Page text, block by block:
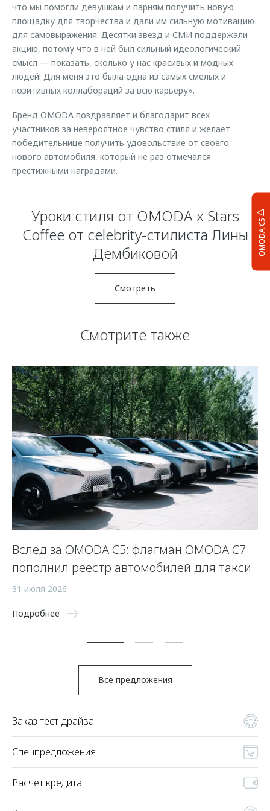
OMODA C5
что мы помогли девушкам и парням получить новую
площадку для творчества и дали им сильную мотивацию
для самовыражения. Десятки звезд и СМИ поддержали
акцию, потому что в ней был сильный идеологический
смысл — показать, сколько у нас красивых и модных
людей! Для меня это была одна из самых смелых и
позитивных коллабораций за всю карьеру».
Бренд OMODA поздравляет и благодарит всех
участников за невероятное чувство стиля и желает
победительнице получить удовольствие от своего
нового автомобиля, который не раз отмечался
престижными наградами.
Уроки стиля от OMODA x Stars
Coffee от celebrity-стилиста Лины
Дембиковой
Смотреть
Смотрите также
Вслед за OMODA C5: флагман OMODA C7
пополнил реестр автомобилей для такси
31 июля 2026
Подробнее
Все предложения
Заказ тест-драйва
Спецпредложения
Расчет кредита